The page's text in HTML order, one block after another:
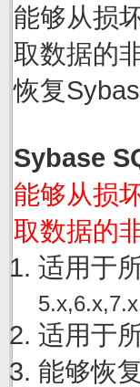
能够从损
取数据的
恢复
Sybase
能够从损
取数据的
适用于
适用于
能够恢